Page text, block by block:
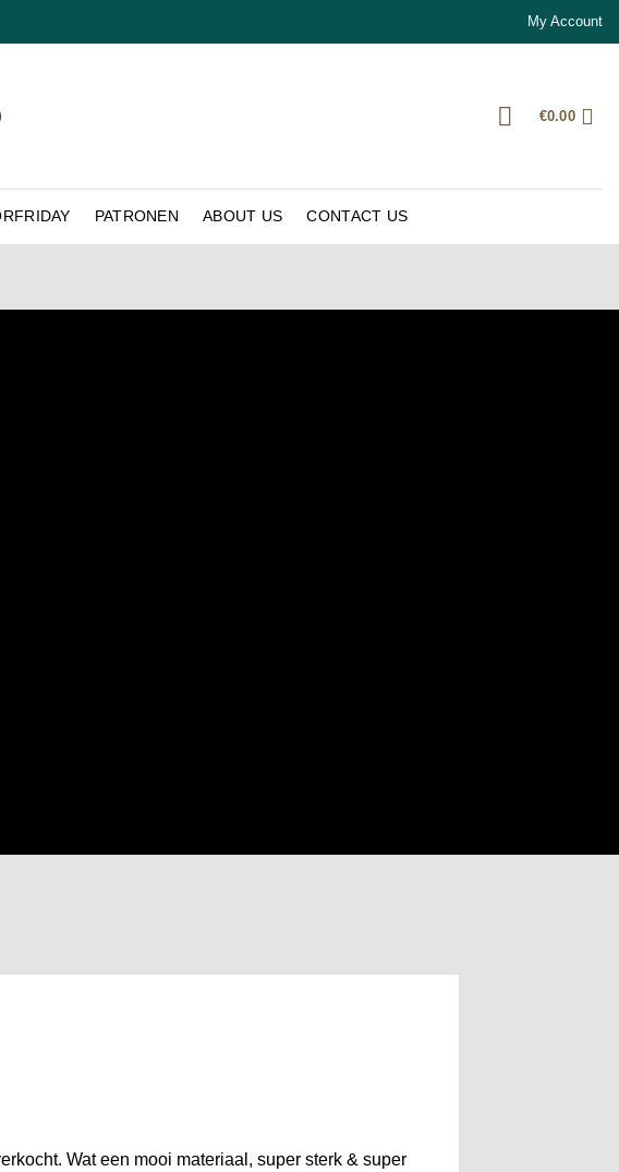
My Account
€0.00
PATRONEN ABOUT US CONTACT US
Wat een mooi materiaal, super sterk & super